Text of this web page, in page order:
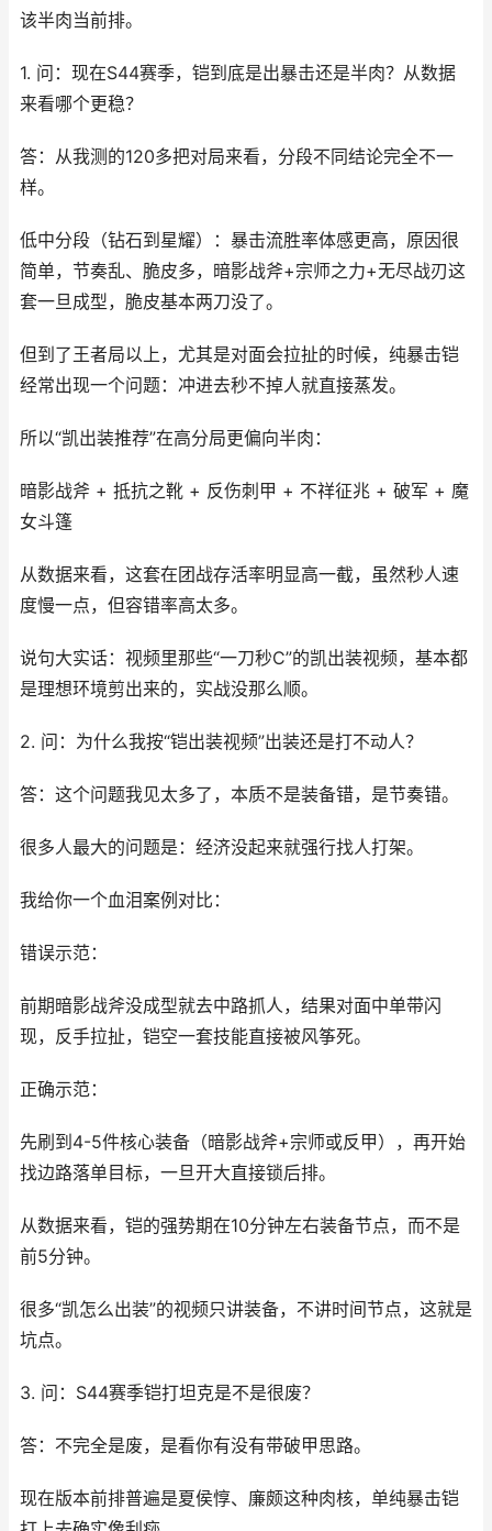
该半肉当前排。
1. 问：现在S44赛季，铠到底是出暴击还是半肉？从数据
来看哪个更稳？
答：从我测的120多把对局来看，分段不同结论完全不一
样。
低中分段（钻石到星耀）：暴击流胜率体感更高，原因很
简单，节奏乱、脆皮多，暗影战斧+宗师之力+无尽战刃这
套一旦成型，脆皮基本两刀没了。
但到了王者局以上，尤其是对面会拉扯的时候，纯暴击铠
经常出现一个问题：冲进去秒不掉人就直接蒸发。
所以“凯出装推荐”在高分局更偏向半肉：
暗影战斧 + 抵抗之靴 + 反伤刺甲 + 不祥征兆 + 破军 + 魔
女斗篷
从数据来看，这套在团战存活率明显高一截，虽然秒人速
度慢一点，但容错率高太多。
说句大实话：视频里那些“一刀秒C”的凯出装视频，基本都
是理想环境剪出来的，实战没那么顺。
2. 问：为什么我按“铠出装视频”出装还是打不动人？
答：这个问题我见太多了，本质不是装备错，是节奏错。
很多人最大的问题是：经济没起来就强行找人打架。
我给你一个血泪案例对比：
错误示范：
前期暗影战斧没成型就去中路抓人，结果对面中单带闪
现，反手拉扯，铠空一套技能直接被风筝死。
正确示范：
先刷到4-5件核心装备（暗影战斧+宗师或反甲），再开始
找边路落单目标，一旦开大直接锁后排。
从数据来看，铠的强势期在10分钟左右装备节点，而不是
前5分钟。
很多“凯怎么出装”的视频只讲装备，不讲时间节点，这就是
坑点。
3. 问：S44赛季铠打坦克是不是很废？
答：不完全是废，是看你有没有带破甲思路。
现在版本前排普遍是夏侯惇、廉颇这种肉核，单纯暴击铠